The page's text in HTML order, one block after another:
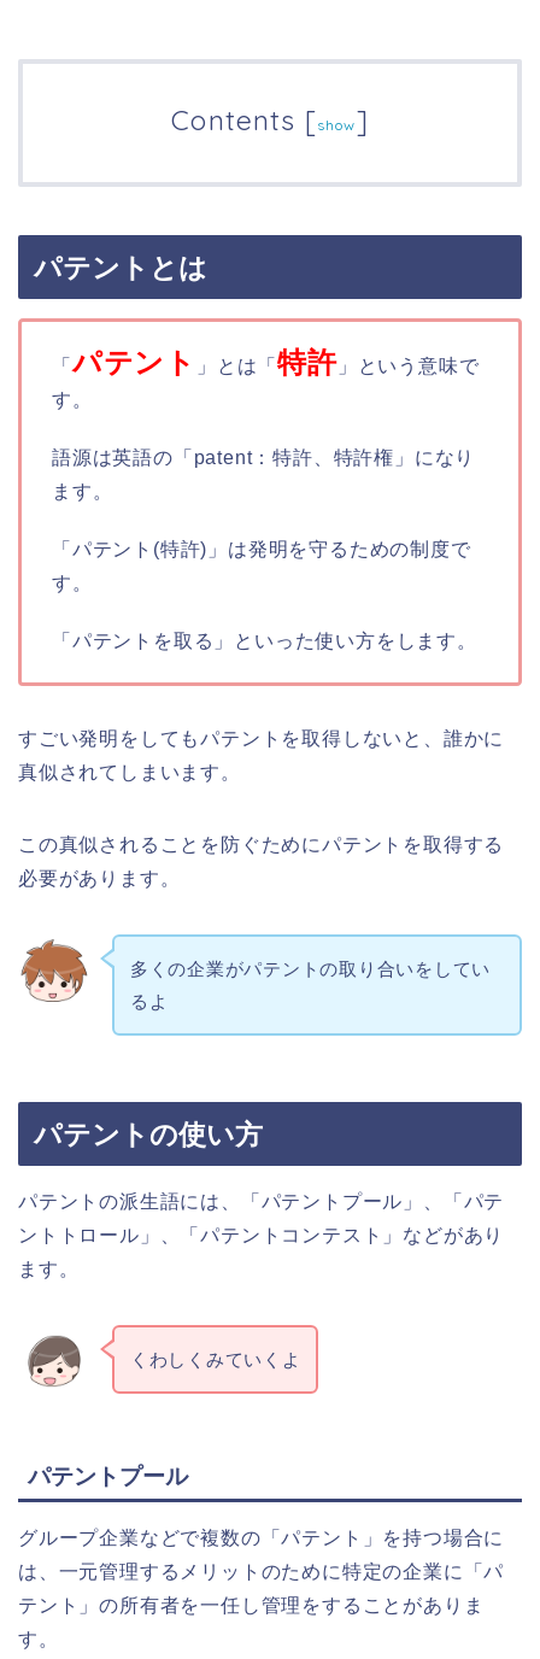
Contents [show]
パテントとは
「パテント 」とは「特許」という意味で
す。
語源は英語の「patent：特許、特許権」になり
ます。
「パテント(特許)」は発明を守るための制度で
す。
「パテントを取る」といった使い方をします。
すごい発明をしてもパテントを取得しないと、誰かに
真似されてしまいます。
この真似されることを防ぐためにパテントを取得する
必要があります。
多くの企業がパテントの取り合いをしてい
るよ
パテントの使い方
パテントの派生語には、「パテントプール」、「パテ
ントトロール」、「パテントコンテスト」などがあり
ます。
くわしくみていくよ
パテントプール
グループ企業などで複数の「パテント」を持つ場合に
は、一元管理するメリットのために特定の企業に「パ
テント」の所有者を一任し管理をすることがありま
す。